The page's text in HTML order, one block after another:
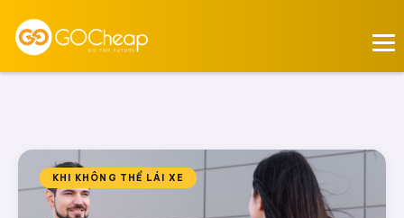
KHI KHÔNG THỂ LÁI XE